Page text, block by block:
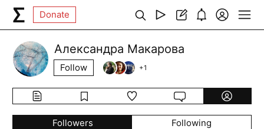
Donate
Александра Макарова
Follow +1
Followers Following